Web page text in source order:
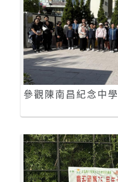
參觀陳南昌紀念中學